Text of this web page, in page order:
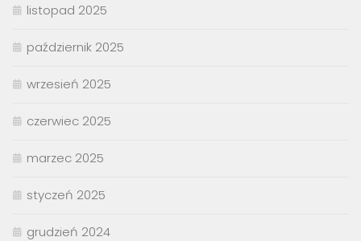
listopad 2025
październik 2025
wrzesień 2025
czerwiec 2025
marzec 2025
styczeń 2025
grudzień 2024